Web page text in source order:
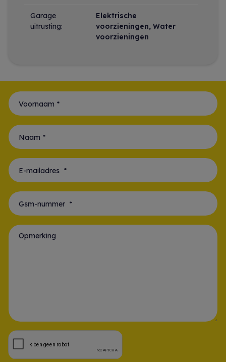
Garage
uitrusting:
Elektrische
voorzieningen, Water
voorzieningen